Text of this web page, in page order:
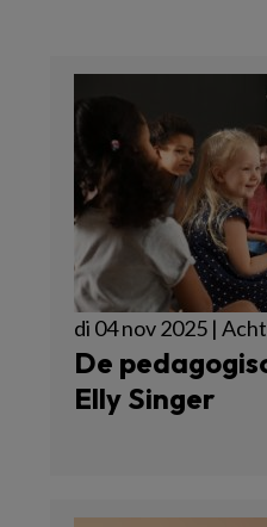
di 04 nov 2025 |
De
Elly Singer